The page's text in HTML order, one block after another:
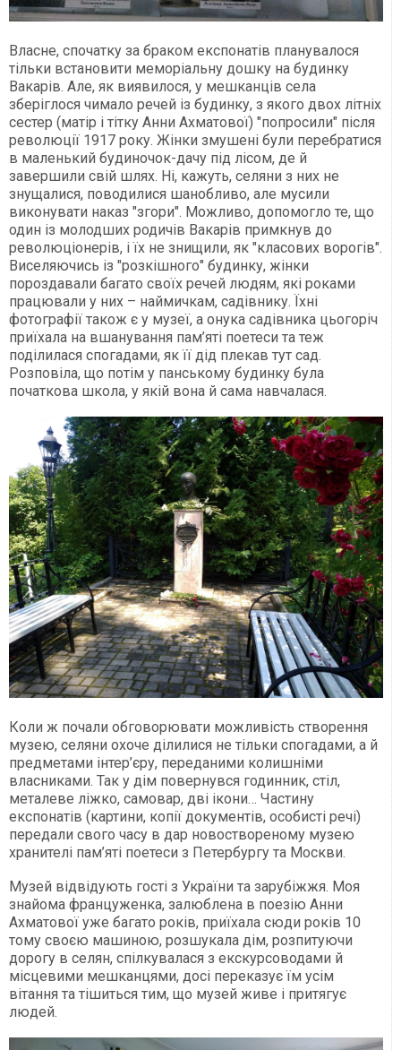
Власне, спочатку за браком експонатів планувалося
тільки встановити меморіальну дошку на будинку
Вакарів. Але, як виявилося, у мешканців села
зберіглося чимало речей із будинку, з якого двох літніх
сестер (матір і тітку Анни Ахматової) "попросили" після
революції 1917 року. Жінки змушені були перебратися
в маленький будиночок-дачу під лісом, де й
завершили свій шлях. Ні, кажуть, селяни з них не
знущалися, поводилися шанобливо, але мусили
виконувати наказ "згори". Можливо, допомогло те, що
один із молодших родичів Вакарів примкнув до
революціонерів, і їх не знищили, як "класових ворогів".
Виселяючись із "розкішного" будинку, жінки
пороздавали багато своїх речей людям, які роками
працювали у них – наймичкам, садівнику. Їхні
фотографії також є у музеї, а онука садівника цьогоріч
приїхала на вшанування пам’яті поетеси та теж
поділилася спогадами, як її дід плекав тут сад.
Розповіла, що потім у панському будинку була
початкова школа, у якій вона й сама навчалася.
Коли ж почали обговорювати можливість створення
музею, селяни охоче ділилися не тільки спогадами, а й
предметами інтер’єру, переданими колишніми
власниками. Так у дім повернувся годинник, стіл,
металеве ліжко, самовар, дві ікони… Частину
експонатів (картини, копії документів, особисті речі)
передали свого часу в дар новоствореному музею
хранителі пам’яті поетеси з Петербургу та Москви.
Музей відвідують гості з України та зарубіжжя. Моя
знайома француженка, залюблена в поезію Анни
Ахматової уже багато років, приїхала сюди років 10
тому своєю машиною, розшукала дім, розпитуючи
дорогу в селян, спілкувалася з екскурсоводами й
місцевими мешканцями, досі переказує їм усім
вітання та тішиться тим, що музей живе і притягує
людей.